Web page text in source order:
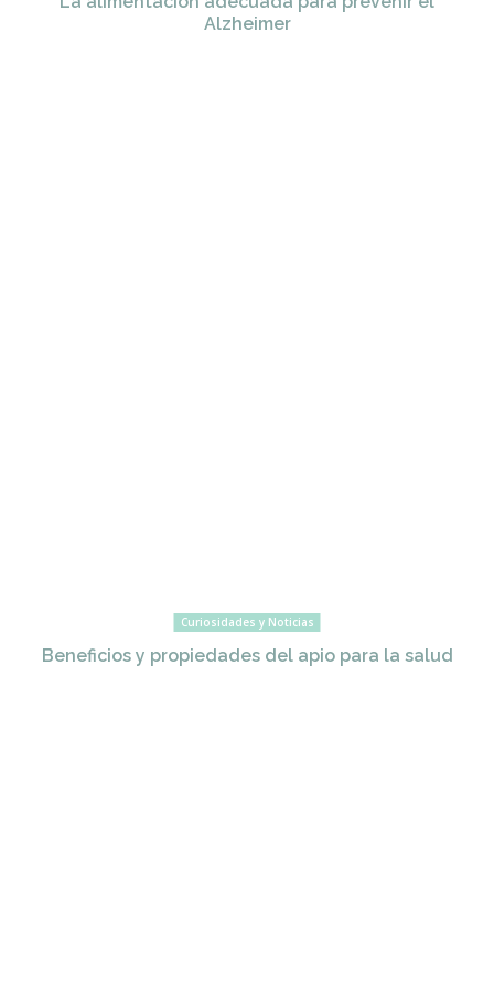
Alzheimer
Curiosidades y Noticias
Beneficios y propiedades del apio para la salud